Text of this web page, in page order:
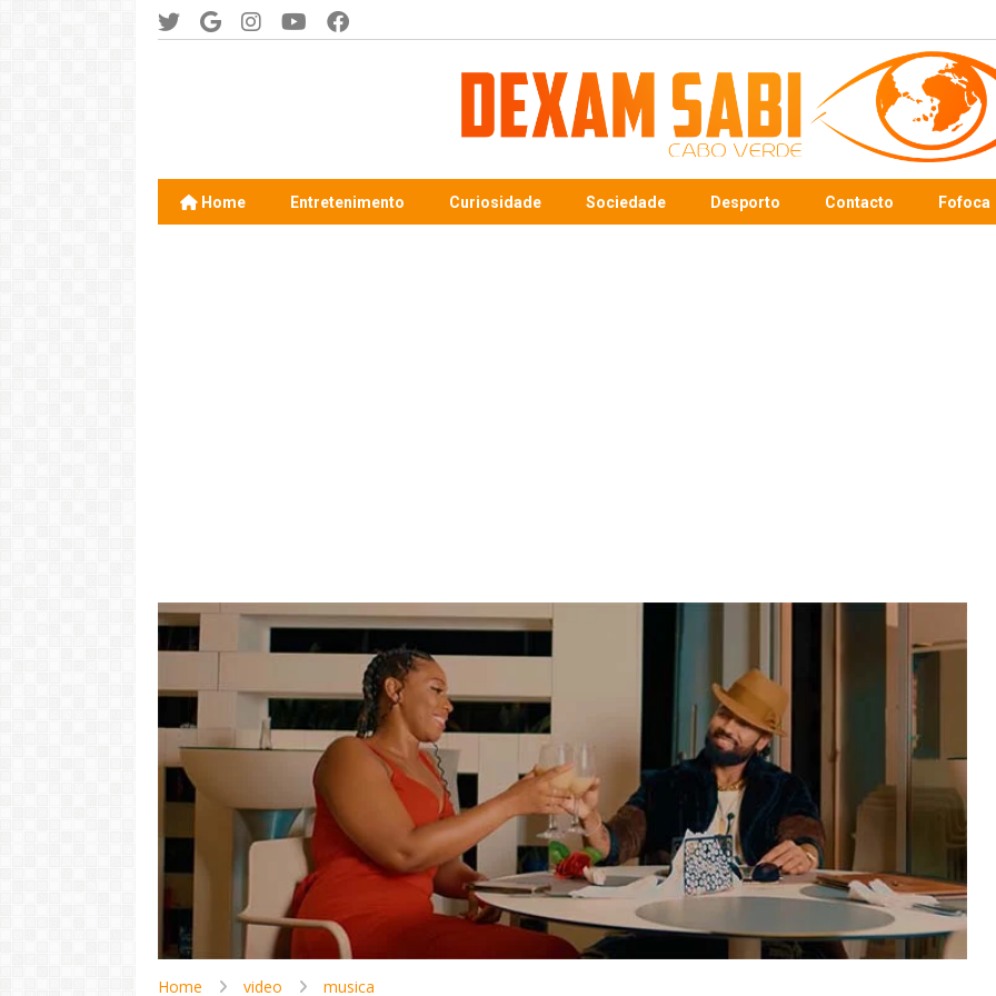
Home Entretenimento Curiosidade Sociedade Desporto Contacto Fofoca
Home video musica
"Com 16 anos fui para cama
com o Presidente "
Video: Caboverdiana konta
motivo ki fazel larga
Portugal pa volta pa Cabo
Verde
LER MAIS